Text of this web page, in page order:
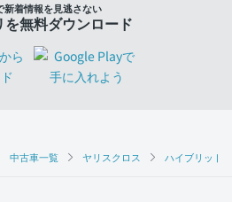
中古車一覧 ヤリスクロス ハイブリッドZ
新着情報を見逃さない
無料ダウンロード